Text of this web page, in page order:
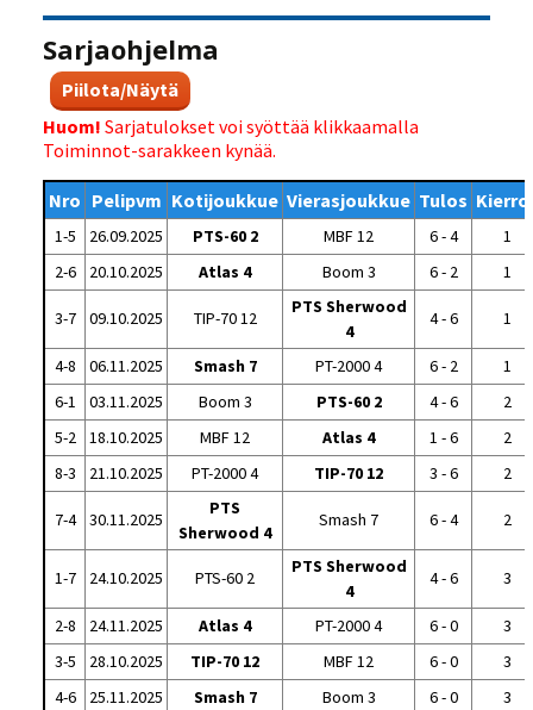
Sarjaohjelma
Piilota/Näytä
Huom! Sarjatulokset voi syöttää klikkaamalla
Toiminnot-sarakkeen kynää.
Nro Pelipvm Kotijoukkue Vierasjoukkue Tulos
1-5 26.09.2025 PTS-60 2 MBF 12 6 - 4
1
2-6
20.10.2025 Atlas 4 Boom 3 6 - 2 1
3-7 09.10.2025 TIP-70 12
PTS Sherwood
4
4 - 6 1
4-8 06.11.2025 Smash 7 PT-2000 4 6 - 2
1
6-1
03.11.2025 Boom 3 PTS-60 2 4 - 6
2
5-2
18.10.2025 MBF 12 Atlas 4 1 - 6
2
8-3
21.10.2025 PT-2000 4 TIP-70 12 3 - 6 2
7-4 30.11.2025
PTS
Sherwood 4
Smash 7 6 - 4 2
1-7 24.10.2025 PTS-60 2
PTS Sherwood
4
4 - 6 3
2-8 24.11.2025 Atlas 4 PT-2000 4 6 - 0
3
3-5
28.10.2025 TIP-70 12 MBF 12 6 - 0
3
4-6
25.11.2025 Smash 7 Boom 3 6 - 0
3